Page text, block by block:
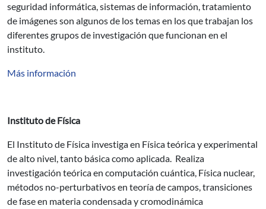
seguridad informática, sistemas de información, tratamiento
de imágenes son algunos de los temas en los que trabajan los
diferentes grupos de investigación que funcionan en el
instituto.
Más información
Instituto de Física
El Instituto de Física investiga en Física teórica y experimental
de alto nivel, tanto básica como aplicada. Realiza
investigación teórica en computación cuántica, Física nuclear,
métodos no-perturbativos en teoría de campos, transiciones
de fase en materia condensada y cromodinámica